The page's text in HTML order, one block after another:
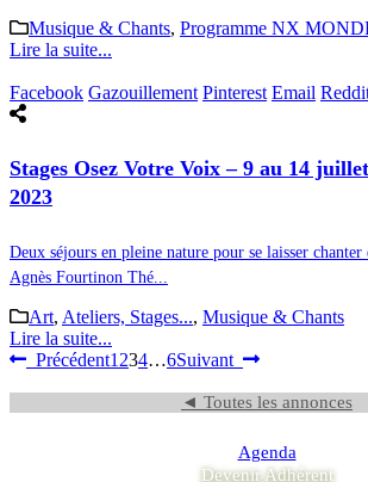
Musique & Chants, Programme NX
Lire la suite...
Facebook Gazouillement Pinterest Email
Stages Osez Votre Voix – 9 au 14
2023
Deux séjours en pleine nature pour se laisser chanter
Agnès Fourtinon Thé...
Art, Ateliers, Stages..., Musique & Chants
Lire la suite...
Précédent1 234…6Suivant
◄ Toutes les annonces
Agenda
Devenir Adhérent